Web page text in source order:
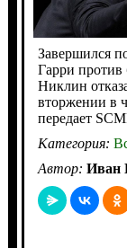
Завершился
Гарри против
Никлин
вторжении в
передает
Категория:
Автор: Иван